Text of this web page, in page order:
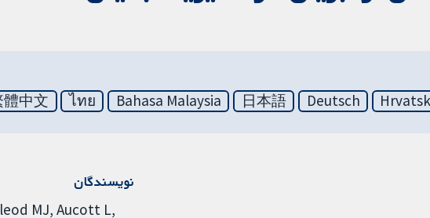
Deutsch
日本語
Bahasa Malaysia
ไทย
體中文
نویسندگان
MJ Aucott L